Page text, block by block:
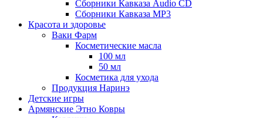
Сборники Кавказа Audio CD
Сборники Кавказа MP3
Красота и здоровье
Ваки Фарм
Косметические масла
100 мл
50 мл
Косметика для ухода
Продукция Наринэ
Детские игры
Армянские Этно Ковры